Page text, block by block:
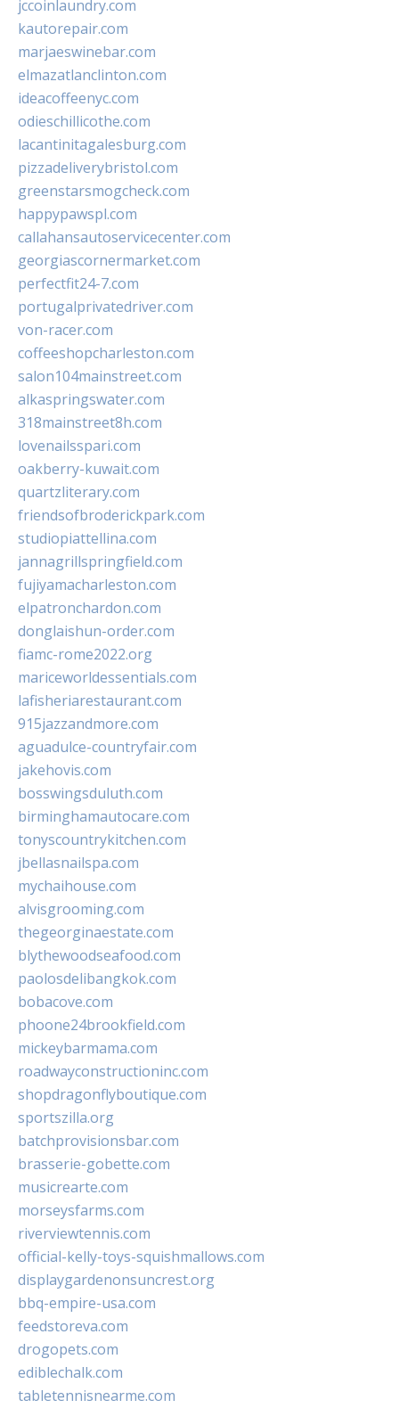
jccoinlaundry.com
kautorepair.com
marjaeswinebar.com
elmazatlanclinton.com
ideacoffeenyc.com
odieschillicothe.com
lacantinitagalesburg.com
pizzadeliverybristol.com
greenstarsmogcheck.com
happypawspl.com
callahansautoservicecenter.com
georgiascornermarket.com
perfectfit24-7.com
portugalprivatedriver.com
von-racer.com
coffeeshopcharleston.com
salon104mainstreet.com
alkaspringswater.com
318mainstreet8h.com
lovenailsspari.com
oakberry-kuwait.com
quartzliterary.com
friendsofbroderickpark.com
studiopiattellina.com
jannagrillspringfield.com
fujiyamacharleston.com
elpatronchardon.com
donglaishun-order.com
fiamc-rome2022.org
mariceworldessentials.com
lafisheriarestaurant.com
915jazzandmore.com
aguadulce-countryfair.com
jakehovis.com
bosswingsduluth.com
birminghamautocare.com
tonyscountrykitchen.com
jbellasnailspa.com
mychaihouse.com
alvisgrooming.com
thegeorginaestate.com
blythewoodseafood.com
paolosdelibangkok.com
bobacove.com
phoone24brookfield.com
mickeybarmama.com
roadwayconstructioninc.com
shopdragonflyboutique.com
sportszilla.org
batchprovisionsbar.com
brasserie-gobette.com
musicrearte.com
morseysfarms.com
riverviewtennis.com
official-kelly-toys-squishmallows.com
displaygardenonsuncrest.org
bbq-empire-usa.com
feedstoreva.com
drogopets.com
ediblechalk.com
tabletennisnearme.com